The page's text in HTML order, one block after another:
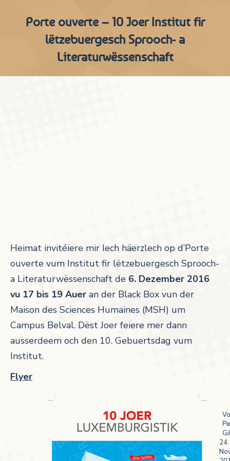
Porte ouverte – 10 Joer Institut fir
lëtzebuergesch Sprooch- a
Literaturwëssenschaft
Heimat invitéiere mir Iech häerzlech op d’Porte
ouverte vum Institut fir lëtzebuergesch Sprooch-
a Literaturwëssenschaft de 6. Dezember 2016
vu 17 bis 19 Auer an der Black Box vun der
Maison des Sciences Humaines (MSH) um
Campus Belval. Dëst Joer feiere mer dann
ausserdeem och den 10. Gebuertsdag vum
Institut.
Flyer
24.